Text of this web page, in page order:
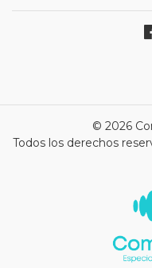
© 2026
Todos los derechos